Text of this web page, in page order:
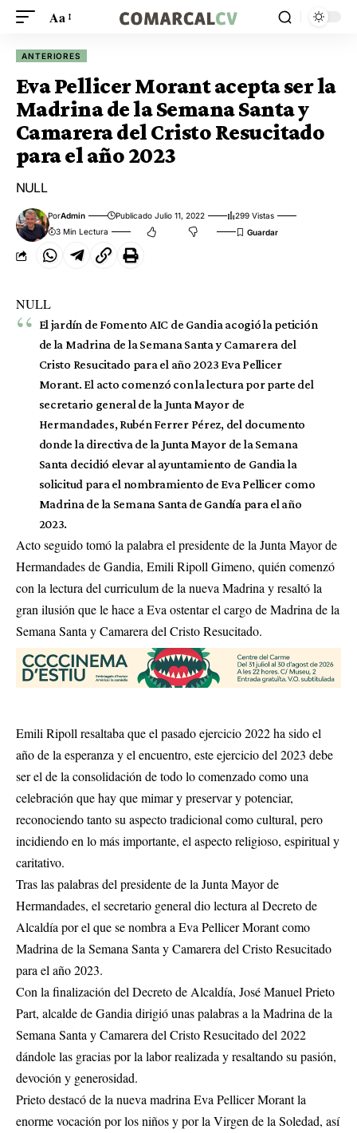
Aa
ANTERIORES
Eva Pellicer Morant acepta ser la
Madrina de la Semana Santa y
Camarera del Cristo Resucitado
para el año 2023
NULL
PorAdmin Publicado Julio 11, 2022
299 Vistas
3 Min Lectura
NULL
El jardín de Fomento AIC de Gandia acogió la petición
de la Madrina de la Semana Santa y Camarera del
Cristo Resucitado para el año 2023 Eva Pellicer
Morant. El acto comenzó con la lectura por parte del
secretario general de la Junta Mayor de
Hermandades, Rubén Ferrer Pérez, del documento
donde la directiva de la Junta Mayor de la Semana
Santa decidió elevar al ayuntamiento de Gandia la
solicitud para el nombramiento de Eva Pellicer como
Madrina de la Semana Santa de Gandía para el año
2023.
Acto seguido tomó la palabra el presidente de la Junta Mayor de
Hermandades de Gandia, Emili Ripoll Gimeno, quién comenzó
con la lectura del curriculum de la nueva Madrina y resaltó la
gran ilusión que le hace a Eva ostentar el cargo de Madrina de la
Semana Santa y Camarera del Cristo Resucitado.
Emili Ripoll resaltaba que el pasado ejercicio 2022 ha sido el
año de la esperanza y el encuentro, este ejercicio del 2023 debe
ser el de la consolidación de todo lo comenzado como una
celebración que hay que mimar y preservar y potenciar,
reconociendo tanto su aspecto tradicional como cultural, pero
incidiendo en lo más importante, el aspecto religioso, espiritual y
caritativo.
Tras las palabras del presidente de la Junta Mayor de
Hermandades, el secretario general dio lectura al Decreto de
Alcaldía por el que se nombra a Eva Pellicer Morant como
Madrina de la Semana Santa y Camarera del Cristo Resucitado
para el año 2023.
Con la finalización del Decreto de Alcaldía, José Manuel Prieto
Part, alcalde de Gandia dirigió unas palabras a la Madrina de la
Semana Santa y Camarera del Cristo Resucitado del 2022
dándole las gracias por la labor realizada y resaltando su pasión,
devoción y generosidad.
Prieto destacó de la nueva madrina Eva Pellicer Morant la
enorme vocación por los niños y por la Virgen de la Soledad, así